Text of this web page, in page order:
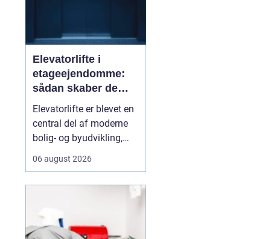
Elevatorlifte i
etageejendomme:
sådan skaber de
tilgængelighed og
værdi
Elevatorlifte er blevet en
central del af moderne
bolig- og byudvikling,
etageejendomme, hvor
ejerforening ønsker
06 august 2026